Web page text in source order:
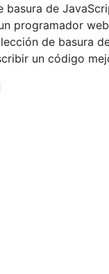
basura de
programador web
de basura
un código